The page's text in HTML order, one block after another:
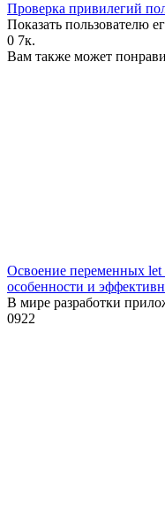
Проверка привилегий
Показать пользователю
0 7к.
Вам также может
Освоение переменных
особенности и
В мире разработки
0922